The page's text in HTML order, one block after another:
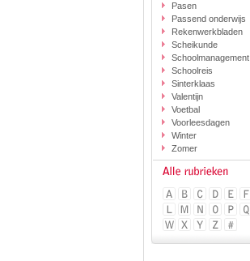
Pasen
Passend onderwijs
Rekenwerkbladen
Scheikunde
Schoolmanagement
Schoolreis
Sinterklaas
Valentijn
Voetbal
Voorleesdagen
Winter
Zomer